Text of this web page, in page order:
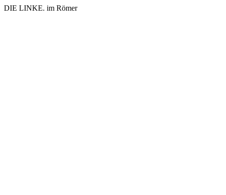
DIE LINKE. im Römer